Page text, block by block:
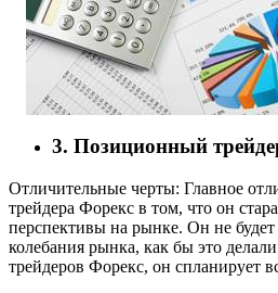
3. Позиционный
Отличительные черты: Главное
трейдера Форекс в том, что он
перспективы на рынке. Он не будет
колебания рынка, как бы это
трейдеров Форекс, он спланирует